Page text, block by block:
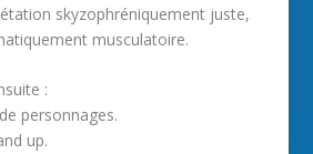
skyzophréniquement juste,
musculatoire.
:
personnages.
up.